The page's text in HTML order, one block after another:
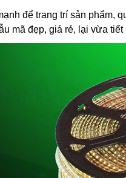
để trang trí sản phẩm,
mã đẹp, giá rẻ, lại vừa tiết